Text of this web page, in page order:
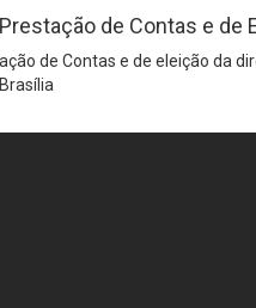
de Contas e de
de Contas e de eleição da